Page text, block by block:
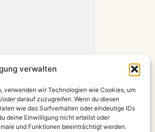
verwalten
verwenden wir Technologien wie Cookies, um
darauf zuzugreifen. Wenn du diesen
wie das Surfverhalten oder eindeutige IDs
deine Einwilligung nicht erteilst oder
und Funktionen beeinträchtigt werden.